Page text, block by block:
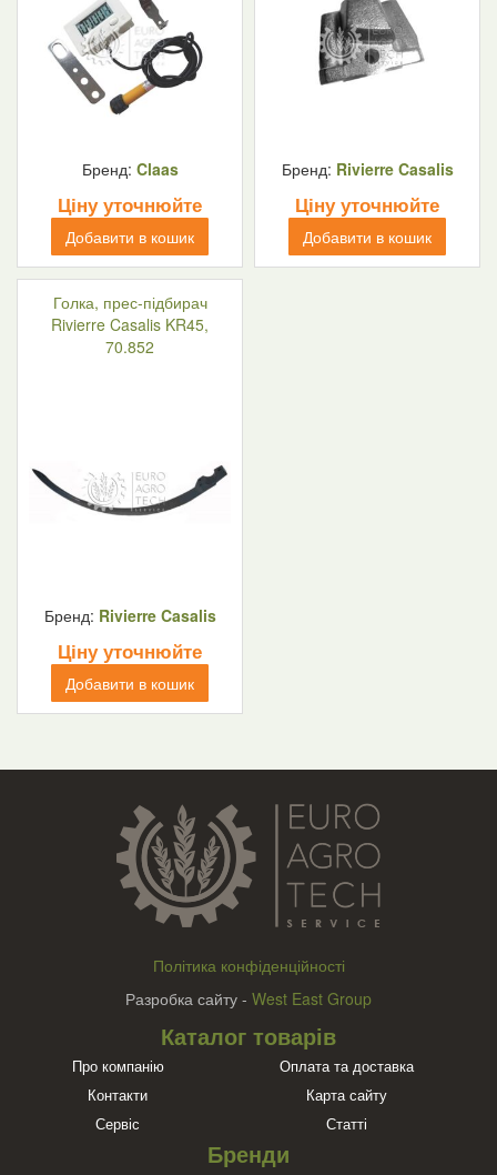
Бренд: Claas
Ціну уточнюйте
Добавити в кошик
Бренд: Rivierre Casalis
Ціну уточнюйте
Добавити в кошик
Голка, прес-підбирач
Rivierre Casalis KR45,
70.852
Бренд: Rivierre Casalis
Ціну уточнюйте
Добавити в кошик
Політика конфіденційності
Разробка сайту - West East Group
Каталог товарів
Про компанію
Оплата та доставка
Контакти
Карта сайту
Сервіс
Статті
Бренди